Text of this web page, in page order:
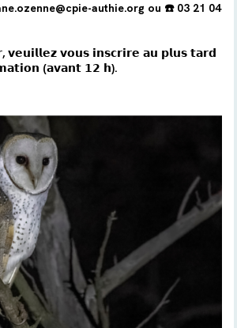
authie.org ou ☎️ 03 21 04
𝘃𝗲𝘂𝗶𝗹𝗹𝗲𝘇 𝘃𝗼𝘂𝘀 𝗶𝗻𝘀𝗰𝗿𝗶𝗿𝗲 𝗮𝘂 𝗽𝗹𝘂𝘀 𝘁𝗮𝗿𝗱
(𝗮𝘃𝗮𝗻𝘁 𝟭𝟮 𝗵).